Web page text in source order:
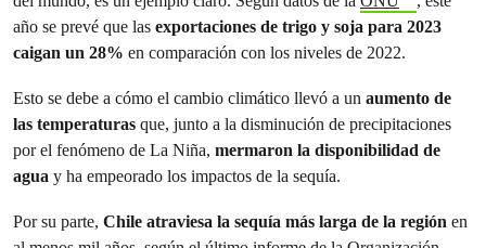
año se prevé que las exportaciones de trigo y soja para 2023
caigan un 28% en comparación con los niveles de 2022.
Esto se debe a cómo el cambio climático llevó a un aumento de
las temperaturas que, junto a la disminución de precipitaciones
por el fenómeno de La Niña, mermaron la disponibilidad de
agua y ha empeorado los impactos de la sequía.
Por su parte, Chile atraviesa la sequía más larga de la región en